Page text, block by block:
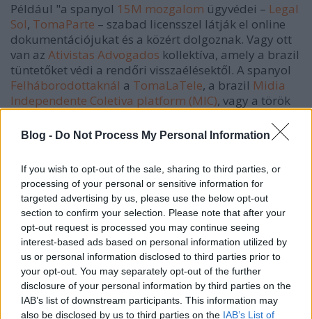
Blog - Do Not Process My Personal Information
If you wish to opt-out of the sale, sharing to third parties, or
processing of your personal or sensitive information for
targeted advertising by us, please use the below opt-out
section to confirm your selection. Please note that after your
opt-out request is processed you may continue seeing
interest-based ads based on personal information utilized by
us or personal information disclosed to third parties prior to
your opt-out. You may separately opt-out of the further
disclosure of your personal information by third parties on the
IAB’s list of downstream participants. This information may
also be disclosed by us to third parties on the IAB’s List of
Például "a spanyol 15M mozgalom ügyvédei – Legal
Sol, TomaParte – szabad licensszel látják el online
dokumentációjukat és a közért dolgoznak. Vagy ott
van az Ativistas Advogados kollektíva, amely a brazil
tüntetőket védi a rendőri visszaélésektől. A spanyol
Felháborodottaknál a TomaLaTele, a brazil Midia
Independente Coletiva platform (MIC), vagy a török
új kommunikációs reneszánszt érlelnek. A
#GlobalRevolution nem puszta társadalmi
robbanás. Az
Athens Wireless Metropolitan Network
ingyenes közösségi internet-szolgáltatása is annak a
megnyilvánulása, vagy a #YoSoy132 mozgalomnak
köszönhetően közösségi finanszírozással létrejövő
zenei fesztivál Mexikóvárosban, vagy az ingyenes
digitális könyvtár, aBookcamping.cc, amely a
spanyol 15M hevében született."
És még csak nem is e tökéletlen és közösségileg
kialakított prototípusok új rendszere a lényeg,
hanem a létrehozott hálózat maga. Amikor a